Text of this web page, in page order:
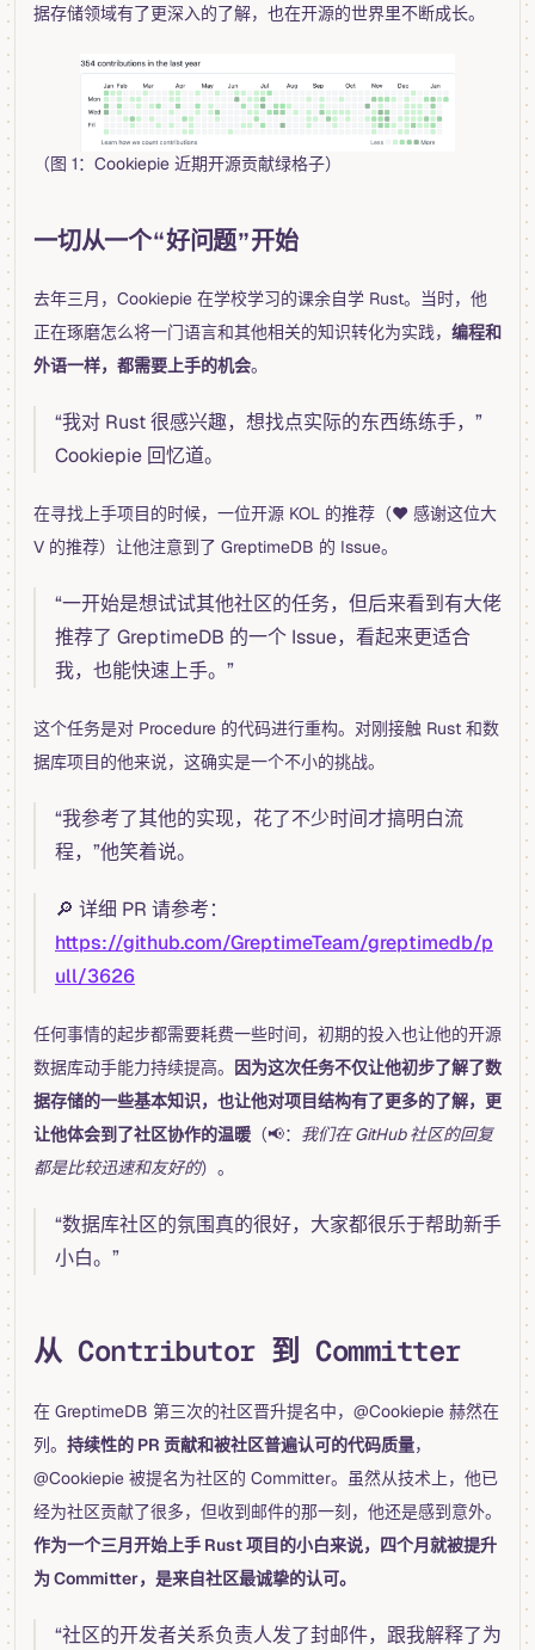
据存储领域有了更深入的了解，也在开源的世界里不断成长。
（图 1：Cookiepie 近期开源贡献绿格子）
一切从一个“好问题”开始
去年三月，Cookiepie 在学校学习的课余自学 Rust。当时，他
正在琢磨怎么将一门语言和其他相关的知识转化为实践， 编程和
外语一样，都需要上手的机会。
“我对 Rust 很感兴趣，想找点实际的东西练练手，”
Cookiepie 回忆道。
在寻找上手项目的时候，一位开源 KOL 的推荐（❤️ 感谢这位大
V 的推荐）让他注意到了 GreptimeDB 的 Issue。
“一开始是想试试其他社区的任务，但后来看到有大佬
推荐了 GreptimeDB 的一个 Issue，看起来更适合
我，也能快速上手。”
这个任务是对 Procedure 的代码进行重构。对刚接触 Rust 和数
据库项目的他来说，这确实是一个不小的挑战。
“我参考了其他的实现，花了不少时间才搞明白流
程，”他笑着说。
🔎 详细 PR 请参考：
https://github.com/GreptimeTeam/greptimedb/p
ull/3626
任何事情的起步都需要耗费一些时间，初期的投入也让他的开源
数据库动手能力持续提高。
因为这次任务不仅让他初步了解了数
据存储的一些基本知识，也让他对项目结构有了更多的了解，更
让他体会到了社区协作的温暖 （📢： 我们在 GitHub 社区的回复
都是比较迅速和友好的）。
“数据库社区的氛围真的很好，大家都很乐于帮助新手
小白。”
从 Contributor 到 Committer
在 GreptimeDB 第三次的社区晋升提名中，@Cookiepie 赫然在
列。 持续性的 PR 贡献和被社区普遍认可的代码质量，
@Cookiepie 被提名为社区的 Committer。虽然从技术上，他已
经为社区贡献了很多，但收到邮件的那一刻，他还是感到意外。
作为一个三月开始上手 Rust 项目的小白来说，四个月就被提升
为 Committer，是来自社区最诚挚的认可。
“社区的开发者关系负责人发了封邮件，跟我解释了为